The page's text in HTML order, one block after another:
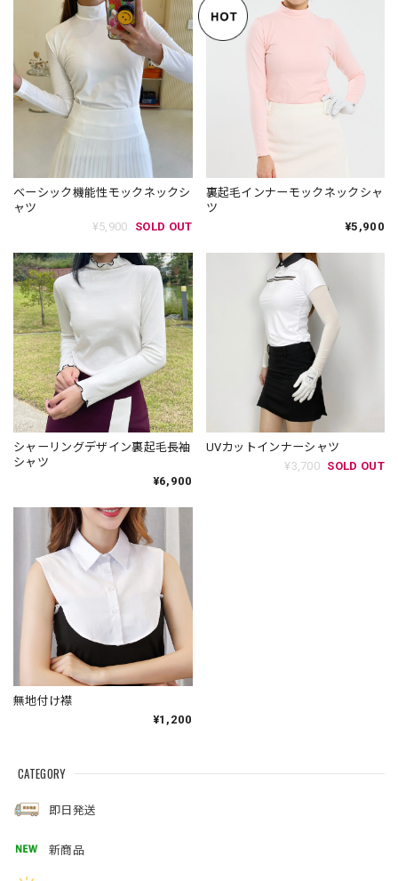
ベーシック機能性モックネックシ
ャツ
¥5,900
SOLD OUT
裏起毛インナーモックネックシャ
ツ
¥5,900
シャーリングデザイン裏起毛長袖
シャツ
¥6,900
UVカットインナーシャツ
¥3,700 SOLD OUT
無地付け襟
¥1,200
CATEGORY
即日発送
新商品